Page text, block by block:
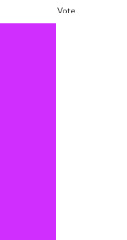
2022 წელს
და თავდაცვის
ლეიტენანტ
Vote